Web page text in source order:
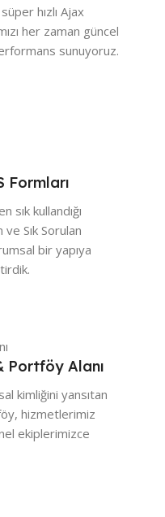
hızlı Ajax
her zaman güncel
sunuyoruz.
Formları
sık kullandığı
Sık Sorulan
bir yapıya
Portföy Alanı
kimliğini yansıtan
hizmetlerimiz
ekiplerimizce